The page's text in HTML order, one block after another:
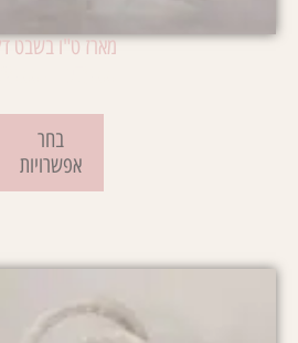
מארז ט"ו בשבט
בחר
אפשרויות